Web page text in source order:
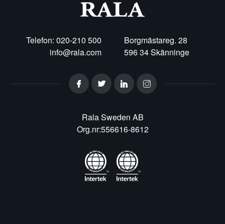
Telefon: 020-210 500
info@rala.com
Borgmästareg. 28
596 34 Skänninge
Rala Sweden AB
Org.nr:556616-8612